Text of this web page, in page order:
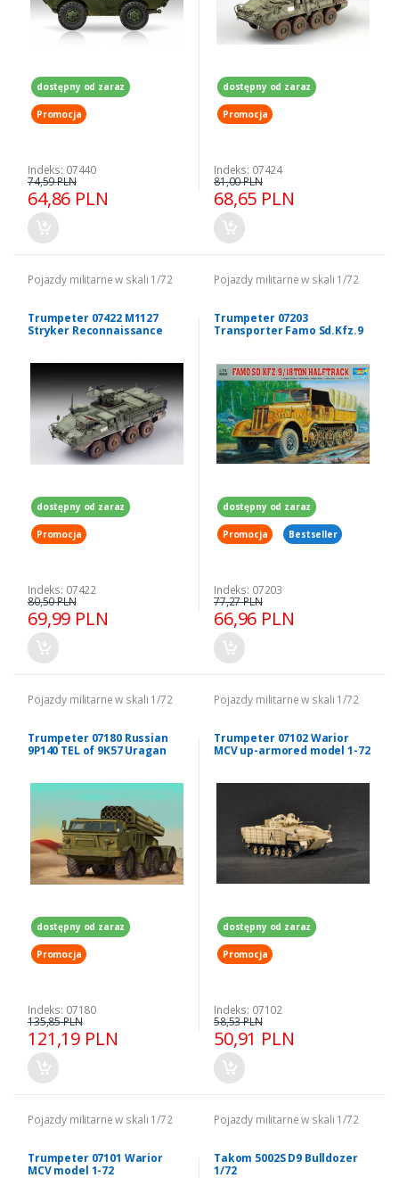
dostępny od zaraz
Promocja
Indeks: 07440
64,86 PLN
74,59 PLN
dostępny od zaraz
Promocja
Indeks: 07424
68,65 PLN
81,00 PLN
Pojazdy militarne w skali 1/72
Trumpeter 07422 M1127
Stryker Reconnaissance
dostępny od zaraz
Promocja
Indeks: 07422
69,99 PLN
80,50 PLN
Pojazdy militarne w skali 1/72
Trumpeter 07203
Transporter Famo Sd.Kfz.9
dostępny od zaraz
Promocja Bestseller
Indeks: 07203
66,96 PLN
77,27 PLN
Pojazdy militarne w skali 1/72
Trumpeter 07180 Russian
9P140 TEL of 9K57 Uragan
dostępny od zaraz
Promocja
Indeks: 07180
121,19 PLN
135,85 PLN
Pojazdy militarne w skali 1/72
Trumpeter 07102 Warior
MCV up-armored model 1-72
dostępny od zaraz
Promocja
Indeks: 07102
50,91 PLN
58,53 PLN
Pojazdy militarne w skali 1/72
Trumpeter 07101 Warior
MCV model 1-72
Pojazdy militarne w skali 1/72
Takom 5002S D9 Bulldozer
1/72